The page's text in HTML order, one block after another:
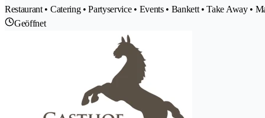
Restaurant • Catering • Partyservice • Events • Bankett • Take Away •
Geöffnet